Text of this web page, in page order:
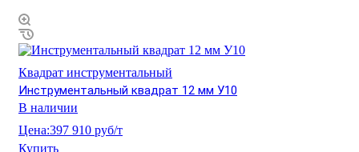
Квадрат инструментальный
Инструментальный квадрат 12 мм У10
В наличии
Цена:397 910 руб/т
Купить